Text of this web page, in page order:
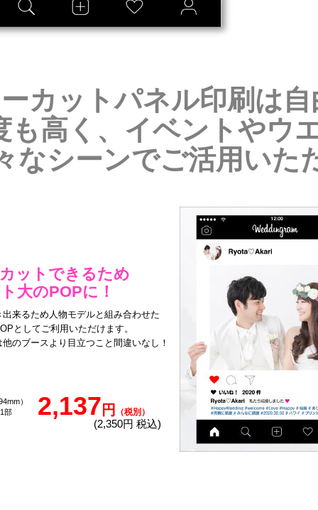
カットパネル印刷は
も高く、イベントやウ
なシーンでご活用いた
ットできるため
大のPOPに！
来るため人物モデルと組み合わせた
としてご利用いただけます。
のブースより目立つこと間違いなし！
）
部
2,137 円 （税別）
(2,350円 税込)